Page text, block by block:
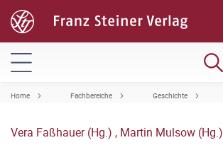
Home Fachbereiche Geschichte
Vera Faßhauer (Hg.) , Martin Mulsow (Hg.)